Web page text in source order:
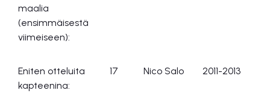
maalia
(ensimmäisestä
viimeiseen):
Eniten otteluita
kapteenina:
17 Nico Salo 2011-2013